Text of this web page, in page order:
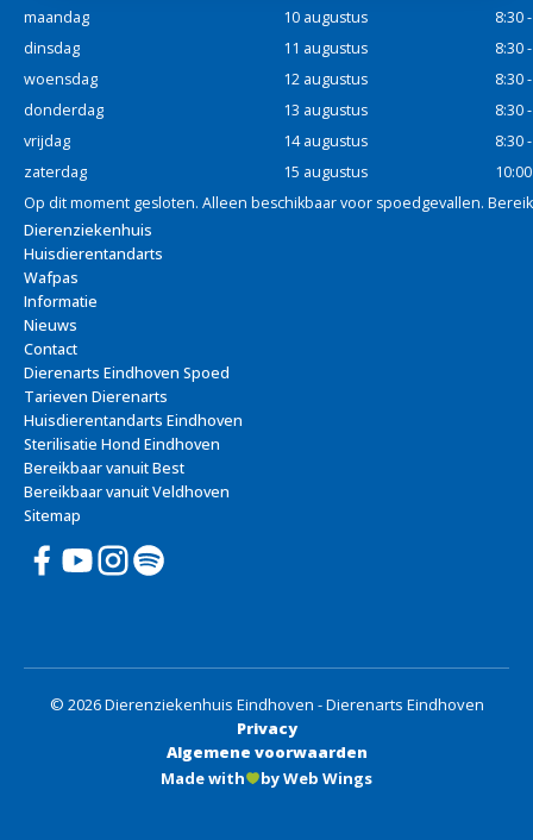
maandag
10 augustus
8:30
dinsdag
11 augustus
8:30
woensdag
12 augustus
8:30
donderdag
13 augustus
8:30
vrijdag
14 augustus
8:30
zaterdag
15 augustus
Op dit moment gesloten. Alleen beschikbaar voor spoedgevallen.
Dierenziekenhuis
Huisdierentandarts
Wafpas
Informatie
Nieuws
Contact
Dierenarts Eindhoven Spoed
Tarieven Dierenarts
Huisdierentandarts Eindhoven
Sterilisatie Hond Eindhoven
Bereikbaar vanuit Best
Bereikbaar vanuit Veldhoven
Sitemap
© 2026 Dierenziekenhuis Eindhoven - Dierenarts Eindhoven
Privacy
Algemene voorwaarden
Made with
by Web Wings